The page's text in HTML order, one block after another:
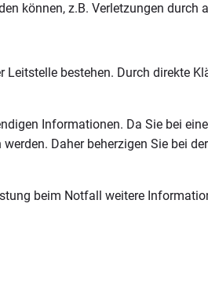
können, z.B. Verletzungen durch
bestehen. Durch direkte
Informationen. Da Sie bei
Daher beherzigen Sie bei
beim Notfall weitere